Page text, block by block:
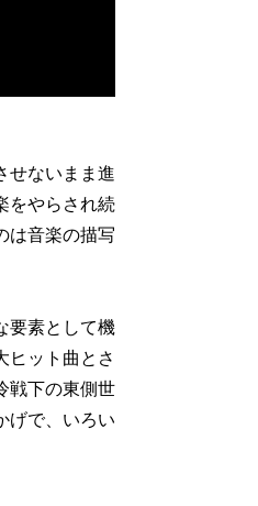
せないまま進
をやらされ続
は音楽の描写
要素として機
ヒット曲とさ
戦下の東側世
げで、いろい